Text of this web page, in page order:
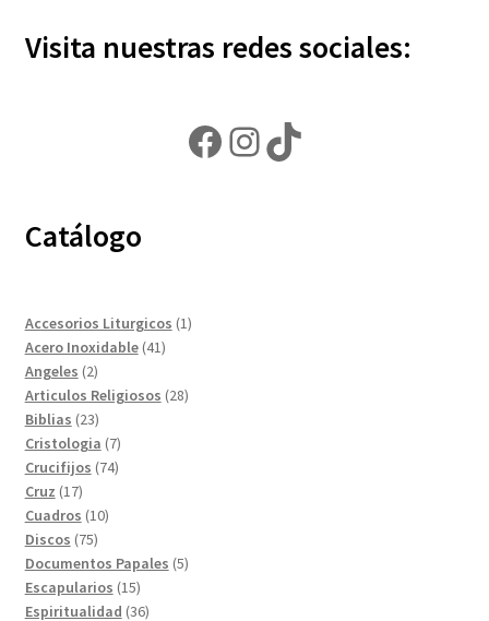
Visita nuestras redes sociales:
Facebook
Instagram
TikTok
Catálogo
Accesorios Liturgicos 11
Acero Inoxidable 4141
Angeles 22
productos
Articulos Religiosos 2828
Biblias 2323
productos
Cristologia 77
productos
Crucifijos 7474
Cruz 1717
productos
Cuadros 1010
Discos 7575
productos
Documentos Papales 55
Escapularios 1515
productos
Espiritualidad 3636